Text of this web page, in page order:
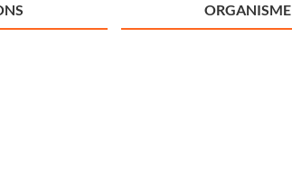
ORGANISME